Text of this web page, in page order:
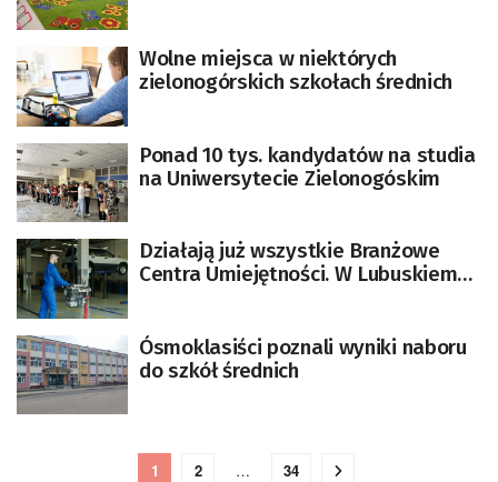
Wolne miejsca w niektórych
zielonogórskich szkołach średnich
Ponad 10 tys. kandydatów na studia
na Uniwersytecie Zielonogóskim
Działają już wszystkie Branżowe
Centra Umiejętności. W Lubuskiem
Ósmoklasiści poznali wyniki naboru
do szkół średnich
1 2 … 34